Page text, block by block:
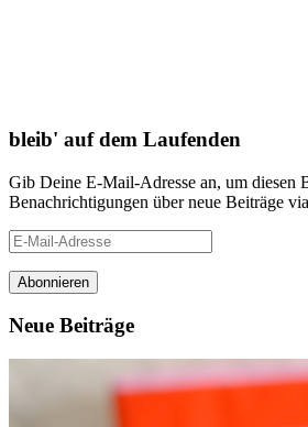
bleib' auf dem Laufenden
Gib Deine E-Mail-Adresse an, um diesen
Benachrichtigungen über neue Beiträge
E-
Mail-
Adresse
Neue Beiträge